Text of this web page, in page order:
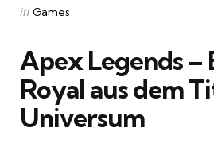
Categories
Posted
in Games
Apex Legends –
Royal aus dem
Universum